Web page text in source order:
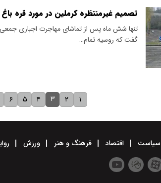
تصمیم غیرمنتظره کرملین در مورد قره باغ
تنها شش ماه پس از تماشای مهاجرت اجباری جمعی از
گفت که روسیه تمام…
۱ ۲ ۳ ۴ ۵ ۶
سیاست اقتصاد فرهنگ و هنر ورزش